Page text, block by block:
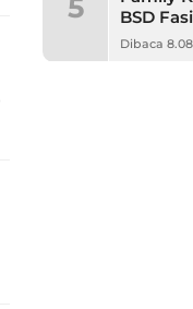
5
BSD
Nyaman
Dibaca